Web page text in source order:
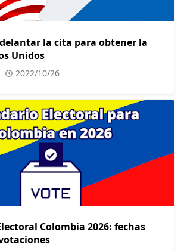
la cita para obtener la
Unidos
2022/10/26
Colombia 2026: fechas